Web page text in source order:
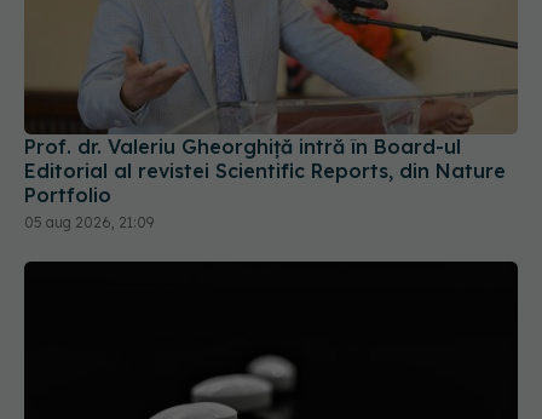
Prof. dr. Valeriu Gheorghiță intră în Board-ul
Editorial al revistei Scientific Reports, din Nature
Portfolio
05 aug 2026, 21:09